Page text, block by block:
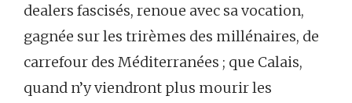
dealers fascisés, renoue avec sa vocation,
gagnée sur les trirèmes des millénaires, de
carrefour des Méditerranées ; que Calais,
quand n’y viendront plus mourir les